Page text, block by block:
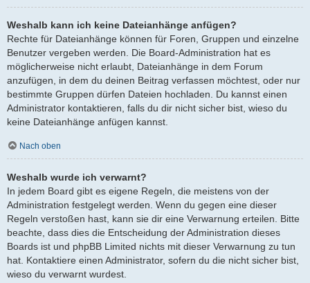
Weshalb kann ich keine Dateianhänge anfügen?
Rechte für Dateianhänge können für Foren, Gruppen und einzelne
Benutzer vergeben werden. Die Board-Administration hat es
möglicherweise nicht erlaubt, Dateianhänge in dem Forum
anzufügen, in dem du deinen Beitrag verfassen möchtest, oder nur
bestimmte Gruppen dürfen Dateien hochladen. Du kannst einen
Administrator kontaktieren, falls du dir nicht sicher bist, wieso du
keine Dateianhänge anfügen kannst.
Nach oben
Weshalb wurde ich verwarnt?
In jedem Board gibt es eigene Regeln, die meistens von der
Administration festgelegt werden. Wenn du gegen eine dieser
Regeln verstoßen hast, kann sie dir eine Verwarnung erteilen. Bitte
beachte, dass dies die Entscheidung der Administration dieses
Boards ist und phpBB Limited nichts mit dieser Verwarnung zu tun
hat. Kontaktiere einen Administrator, sofern du die nicht sicher bist,
wieso du verwarnt wurdest.